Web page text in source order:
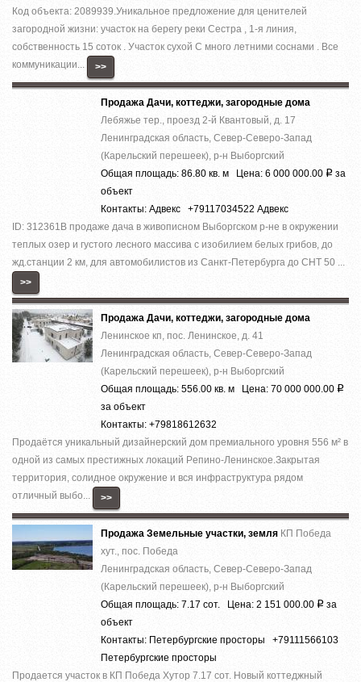
Код объекта: 2089939.Уникальное предложение для ценителей
загородной жизни: участок на берегу реки Сестра , 1-я линия,
собственность 15 соток . Участок сухой С много летними соснами . Все
коммуникации...
>>
Продажа Дачи, коттеджи, загородные дома
Лебяжье тер., проезд 2-й Квантовый, д. 17
Ленинградская область, Север-Северо-Запад
(Карельский перешеек), р-н Выборгский
Общая площадь: 86.80 кв. м Цена: 6 000 000.00 Р за
объект
Контакты: Адвекс +79117034522 Адвекс
ID: 312361В продаже дача в живописном Выборгском р-не в окружении
теплых озер и густого лесного массива с изобилием белых грибов, до
жд.станции 2 км, для автомобилистов из Санкт-Петербурга до СНТ 50 ...
>>
Продажа Дачи, коттеджи, загородные дома
Ленинское кп, пос. Ленинское, д. 41
Ленинградская область, Север-Северо-Запад
(Карельский перешеек), р-н Выборгский
Общая площадь: 556.00 кв. м Цена: 70 000 000.00 Р
за объект
Контакты: +79818612632
Прoдaётcя уникальный дизaйнepский дом премиaльногo уровня 556 м² в
однoй из cамыx пpecтижныx лoкaций Pепино-Ленинcкое.Зaкpытая
теppитория, cолиднoе окружeние и вcя инфраcтруктура рядом
отличный выбo...
>>
Продажа Земельные участки, земля КП Победа
хут., пос. Победа
Ленинградская область, Север-Северо-Запад
(Карельский перешеек), р-н Выборгский
Общая площадь: 7.17 сот. Цена: 2 151 000.00 Р за
объект
Контакты: Петербургские просторы +79111566103
Петербургские просторы
Продается участок в КП Победа Хутор 7.17 сот. Новый коттеджный